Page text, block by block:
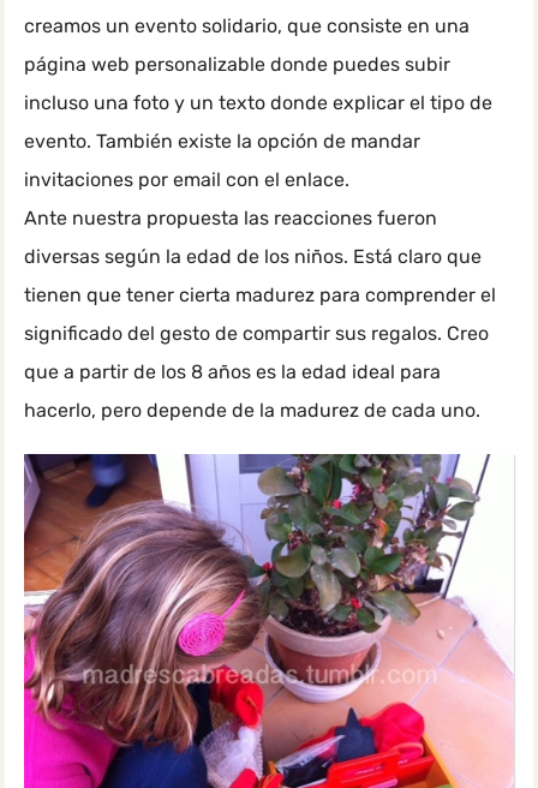
creamos un evento solidario, que consiste en una
página web personalizable donde puedes subir
incluso una foto y un texto donde explicar el tipo de
evento. También existe la opción de mandar
invitaciones por email con el enlace.
Ante nuestra propuesta las reacciones fueron
diversas según la edad de los niños. Está claro que
tienen que tener cierta madurez para comprender el
significado del gesto de compartir sus regalos. Creo
que a partir de los 8 años es la edad ideal para
hacerlo, pero depende de la madurez de cada uno.